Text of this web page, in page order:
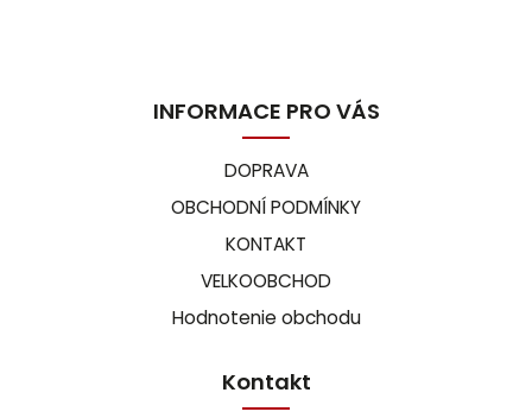
INFORMACE PRO VÁS
DOPRAVA
OBCHODNÍ PODMÍNKY
KONTAKT
VELKOOBCHOD
Hodnotenie obchodu
Kontakt